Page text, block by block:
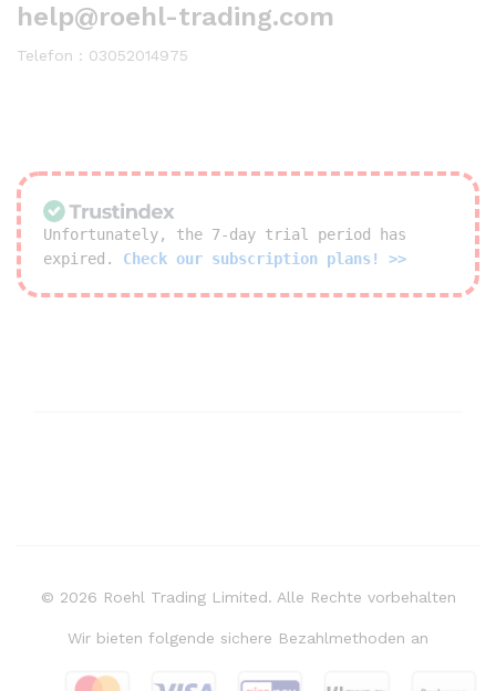
help@roehl-trading.com
Telefon : 03052014975
Unfortunately, the 7-day trial period has
expired. Check our subscription plans! >>
© 2026 Roehl Trading Limited. Alle Rechte vorbehalten
Wir bieten folgende sichere Bezahlmethoden an